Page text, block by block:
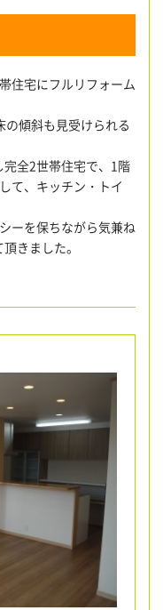
住宅にフルリフォーム
傾斜も見受けられる
全2世帯住宅で、1階
て、キッチン・トイ
ーを保ちながら気兼ね
きました。